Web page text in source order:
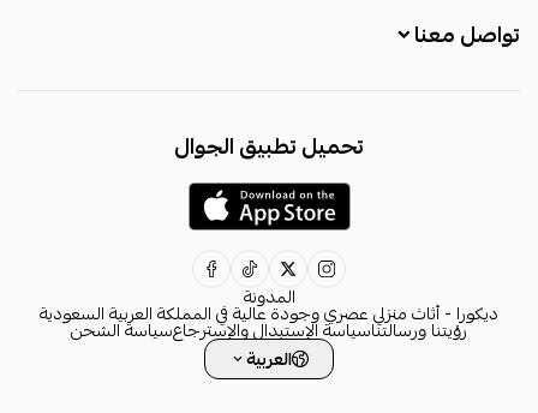
تواصل معنا
decora6586@gmail.com
تحميل تطبيق الجوال
المدونة
ديكورا - أثاث منزلي عصري وجودة عالية في المملكة العربية السعودية
رؤيتنا ورسالتناسياسة الإستبدال والإسترجاعسياسة الشحن
العربية